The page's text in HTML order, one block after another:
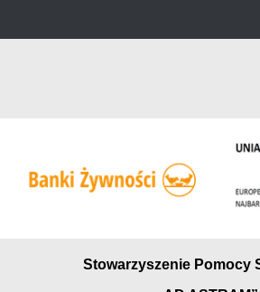
Stowarzyszenie Pomocy